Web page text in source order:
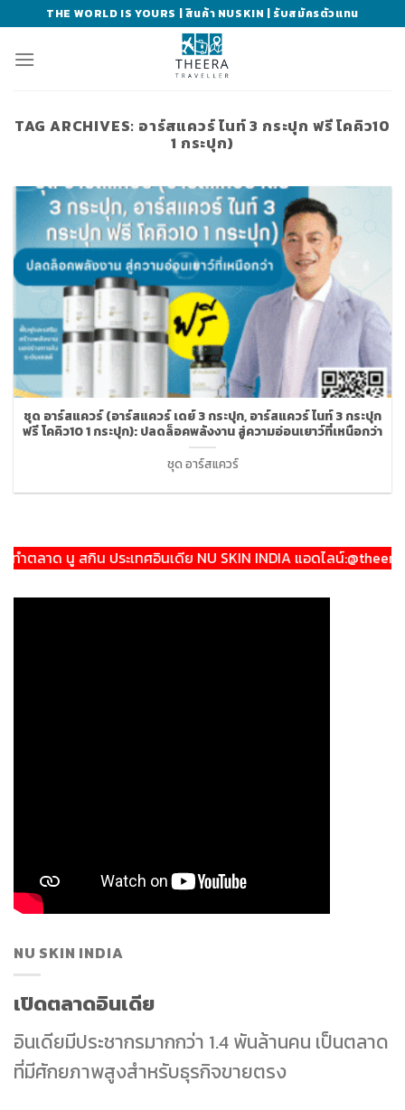
to
content
THE WORLD IS YOURS | สินค้า NUSKIN | รับสมัครตัวแทน
TAG ARCHIVES: อาร์สแควร์ ไนท์ 3 กระปุก ฟรี โคคิว10
1 กระปุก)
ชุด อาร์สแควร์ (อาร์สแควร์ เดย์ 3 กระปุก, อาร์สแควร์ ไนท์ 3 กระปุก
ฟรี โคคิว10 1 กระปุก): ปลดล็อคพลังงาน สู่ความอ่อนเยาว์ที่เหนือกว่า
ชุด อาร์สแควร์
าด นู สกิน ประเทศอินเดีย NU SKIN INDIA แอดไลน์
NU SKIN INDIA
เปิดตลาดอินเดีย
อินเดียมีประชากรมากกว่า 1.4 พันล้านคน เป็นตลาด
ที่มีศักยภาพสูงสำหรับธุรกิจขายตรง